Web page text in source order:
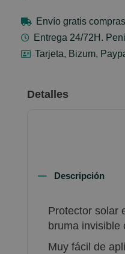
Envío gratis
Entrega 24/72H.
Tarjeta, Bizum,
Detalles
Descripción
Protector solar
bruma invisible
Muy fácil de